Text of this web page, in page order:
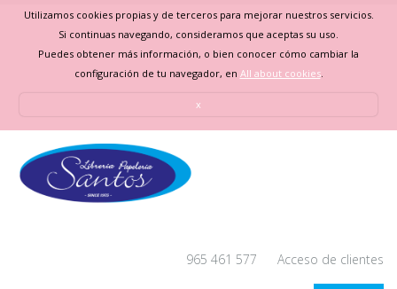
Utilizamos cookies propias y de terceros para mejorar nuestros servicios.
Si continuas navegando, consideramos que aceptas su uso.
Puedes obtener más información, o bien conocer cómo cambiar la
configuración de tu navegador, en All about cookies.
x
965 461 577 Acceso de clientes